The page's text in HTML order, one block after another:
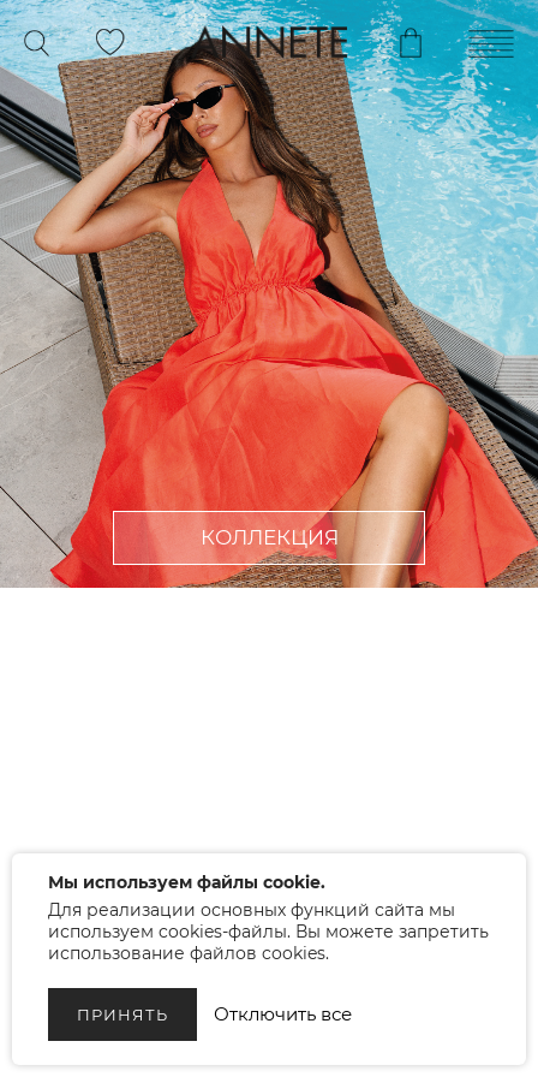
КОЛЛЕКЦИЯ
Мы используем файлы cookie.
Для реализации основных функций сайта мы
используем cookies-файлы. Вы можете запретить
использование файлов cookies.
ПРИНЯТЬ Отключить все